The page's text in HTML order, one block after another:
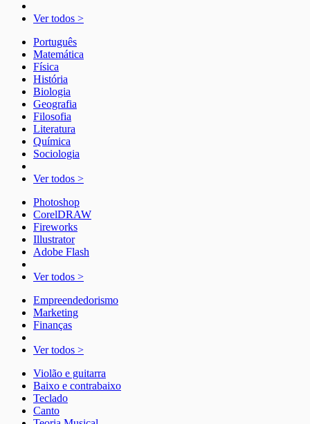
Ver todos >
Português
Matemática
Física
História
Biologia
Geografia
Filosofia
Literatura
Química
Sociologia
Ver todos >
Photoshop
CorelDRAW
Fireworks
Illustrator
Adobe Flash
Ver todos >
Empreendedorismo
Marketing
Finanças
Ver todos >
Violão e guitarra
Baixo e contrabaixo
Teclado
Canto